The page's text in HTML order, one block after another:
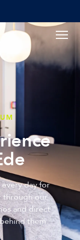
day for
through our
and direct
them.